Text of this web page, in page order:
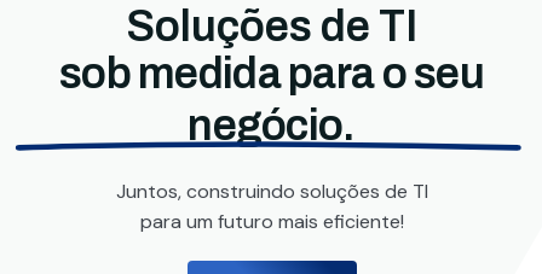
Soluções de TI
sob medida para o seu
negócio.
Juntos, construindo soluções de TI
para um futuro mais eficiente!